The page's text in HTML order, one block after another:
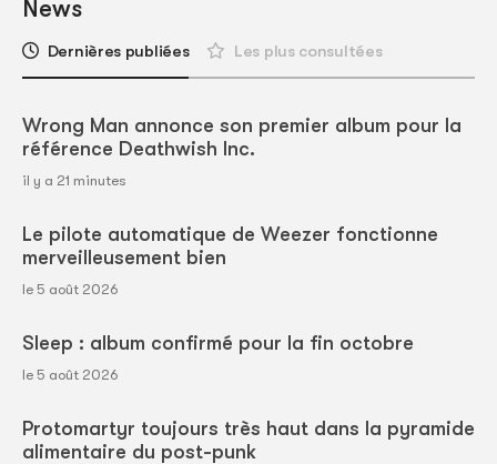
News
Dernières publiées Les plus consultées
Wrong Man annonce son premier album pour la
référence Deathwish Inc.
il y a 21 minutes
Le pilote automatique de Weezer fonctionne
merveilleusement bien
le 5 août 2026
Sleep : album confirmé pour la fin octobre
le 5 août 2026
Protomartyr toujours très haut dans la pyramide
alimentaire du post-punk